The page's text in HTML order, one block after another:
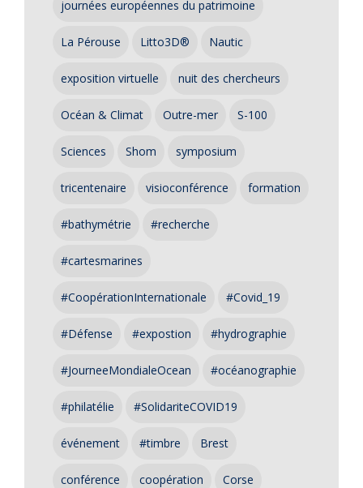
journées européennes du patrimoine
La Pérouse Litto3D® Nautic
exposition virtuelle nuit des chercheurs
Océan & Climat Outre-mer S-100
Sciences Shom symposium
tricentenaire visioconférence formation
#bathymétrie #recherche
#cartesmarines
#CoopérationInternationale #Covid_19
#Défense #expostion #hydrographie
#JourneeMondialeOcean #océanographie
#philatélie #SolidariteCOVID19
événement #timbre Brest
conférence coopération Corse